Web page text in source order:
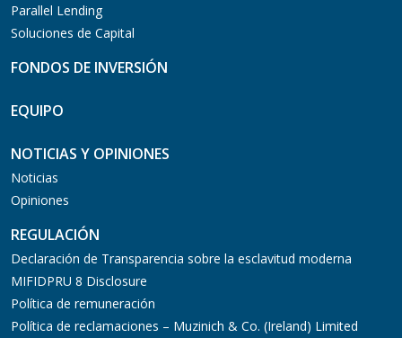
Parallel Lending
Soluciones de Capital
FONDOS DE INVERSIÓN
EQUIPO
NOTICIAS Y OPINIONES
Noticias
Opiniones
REGULACIÓN
Declaración de Transparencia sobre la esclavitud moderna
MIFIDPRU 8 Disclosure
Política de remuneración
Política de reclamaciones – Muzinich & Co. (Ireland) Limited